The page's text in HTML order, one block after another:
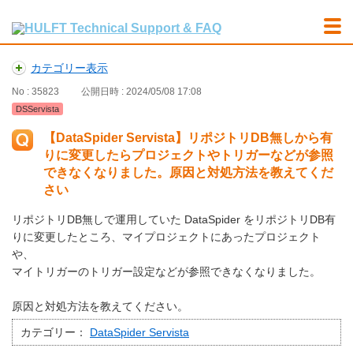
カテゴリー表示
No : 35823 公開日時 : 2024/05/08 17:08
DSServista
【DataSpider Servista】リポジトリDB無しから有
りに変更したらプロジェクトやトリガーなどが参照
できなくなりました。原因と対処方法を教えてくだ
さい
リポジトリDB無しで運用していた DataSpider をリポジトリDB有
りに変更したところ、マイプロジェクトにあったプロジェクト
や、
マイトリガーのトリガー設定などが参照できなくなりました。
原因と対処方法を教えてください。
カテゴリー： DataSpider Servista